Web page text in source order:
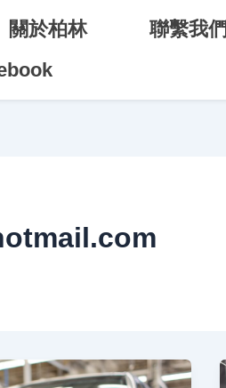
關於柏林
聯繫我們